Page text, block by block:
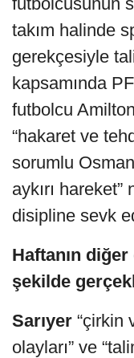
takım halinde
gerekçesiyle
kapsamında
futbolcu
“hakaret ve
sorumlu
aykırı
disipline sevk
Haftanın
şekilde
Sarıyer “çirkin
olayları” ve